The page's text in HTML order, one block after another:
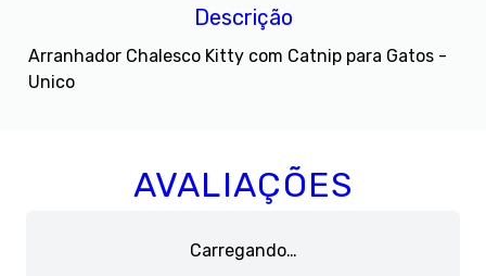
Descrição
Arranhador Chalesco Kitty com Catnip para Gatos -
Unico
AVALIAÇÕES
Carregando…